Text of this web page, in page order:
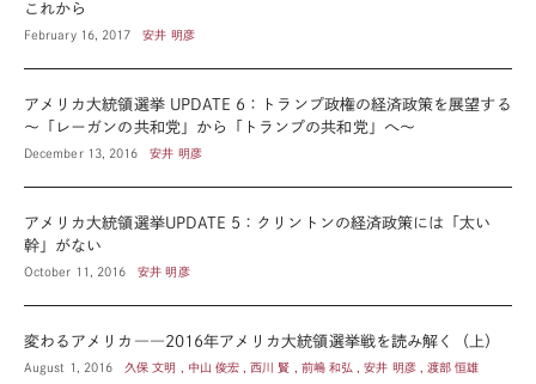
これから
February 16, 2017 安井 明彦
アメリカ大統領選挙 UPDATE 6：トランプ政権の経済政策を展望する
～「レーガンの共和党」から「トランプの共和党」へ～
December 13, 2016 安井 明彦
アメリカ大統領選挙UPDATE 5：クリントンの経済政策には「太い
幹」がない
October 11, 2016 安井 明彦
変わるアメリカ――2016年アメリカ大統領選挙戦を読み解く（上）
August 1, 2016 久保 文明 , 中山 俊宏 , 西川 賢 , 前嶋 和弘 , 安井 明彦 , 渡部 恒雄